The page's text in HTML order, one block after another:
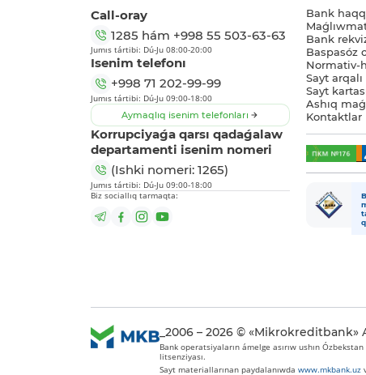
Call-oray
1285 hám +998 55 503-63-63
Jumıs tártibi: Dú-Ju 08:00-20:00
Isenim telefonı
+998 71 202-99-99
Jumıs tártibi: Dú-Ju 09:00-18:00
Aymaqlıq isenim telefonları
Korrupciyaǵa qarsı qadaǵalaw
departamenti isenim nomeri
(Ishki nomeri: 1265)
Jumıs tártibi: Dú-Ju 09:00-18:00
Biz sociallıq tarmaqta:
Bank
Bank
Baspasóz
Normativ-
Sayt
Sayt
Ashıq
Kontaktlar
_2006 – 2026 © «Mikrokreditbank»
Bank operatsiyaların ámelge asırıw ushın
litsenziyası.
Sayt materiallarınan paydalanıwdawww.mkbank.uz